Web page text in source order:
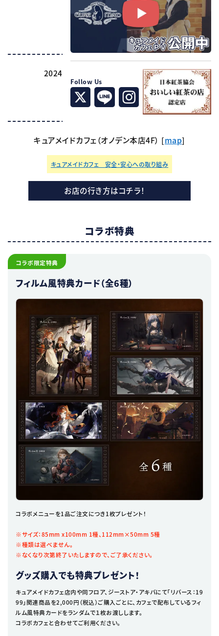
Follow Us
常 ~雨晴れの日に~
開催期間
2024年3月20日(水・祝)～4月7日(日)
開催店舗
キュアメイドカフェ（オノデン本店4F） [map]
キュアメイドカフェ 安全・安心への取り組み
お店の行き方はコチラ！
コラボ特典
コラボ限定特典
フィルム風特典カード（全6種）
コラボメニューを1品ご注文につき1枚プレゼント！
※サイズ：85mm x100mm 1種、112mm×50mm 5種
※種類は選べません。
※なくなり次第終了いたしますので、ご了承ください。
グッズ購入でも特典プレゼント！
キュアメイドカフェ店内や同フロア、ジーストア・アキバにて「リバース：19
99」関連商品を2,000円（税込）ご購入ごとに、カフェで配布しているフィ
ルム風特典カードをランダムで１枚お渡しします。
コラボカフェと合わせてご利用ください。